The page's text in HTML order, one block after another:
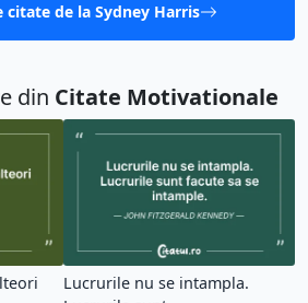
citate de la Sydney Harris
din Citate Motivationale
Lucrurile nu se intampla.